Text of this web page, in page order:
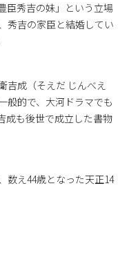
臣秀吉の妹」という立場
秀吉の家臣と結婚してい
吉成（そえだ じんべえ
般的で、大河ドラマでも
成も後世で成立した書物
数え44歳となった天正14